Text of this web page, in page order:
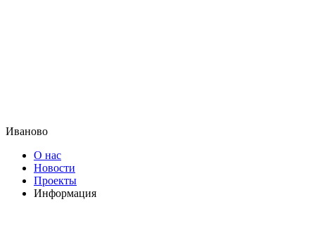
Иваново
О нас
Новости
Проекты
Информация